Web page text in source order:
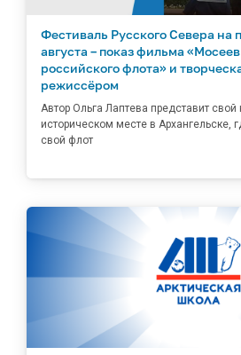
Фестиваль Русского Севера на
августа – показ фильма
российского флота» и
режиссёром
Автор Ольга Лаптева представит свой
историческом месте в Архангельске,
свой флот